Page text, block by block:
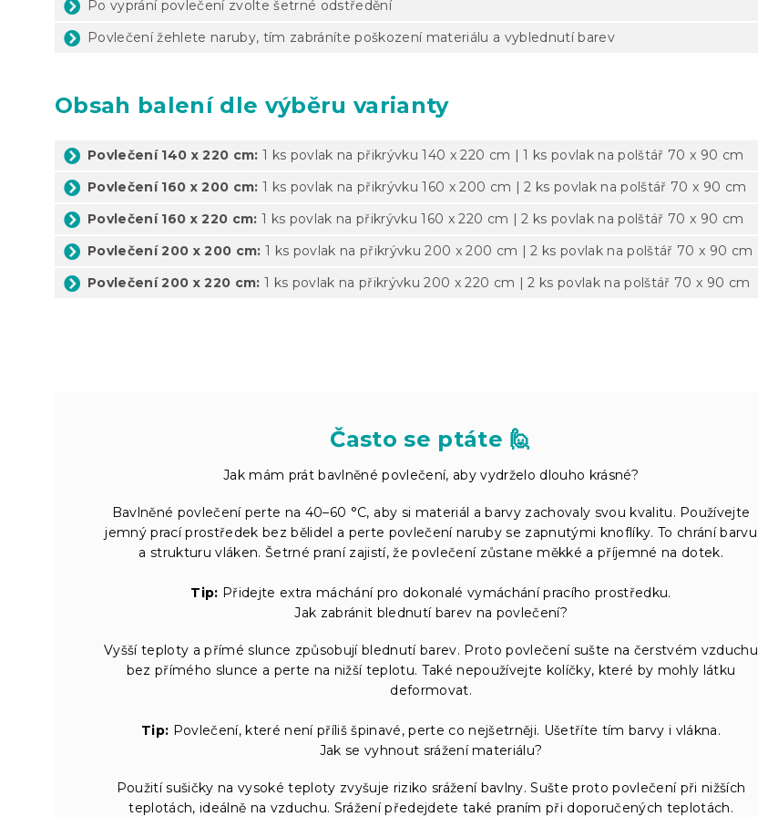
Po vyprání povlečení zvolte šetrné odstředění
Povlečení žehlete naruby, tím zabráníte poškození materiálu a vyblednutí barev
Obsah balení dle výběru varianty
Povlečení 140 x 220 cm: 1 ks povlak na přikrývku 140 x 220 cm | 1 ks povlak na polštář 70 x 90 cm
Povlečení 160 x 200 cm: 1 ks povlak na přikrývku 160 x 200 cm | 2 ks povlak na polštář 70 x 90 cm
Povlečení 160 x 220 cm: 1 ks povlak na přikrývku 160 x 220 cm | 2 ks povlak na polštář 70 x 90 cm
Povlečení 200 x 200 cm: 1 ks povlak na přikrývku 200 x 200 cm | 2 ks povlak na polštář 70 x 90 cm
Povlečení 200 x 220 cm: 1 ks povlak na přikrývku 200 x 220 cm | 2 ks povlak na polštář 70 x 90 cm
Často se ptáte 🙋
Jak mám prát bavlněné povlečení, aby vydrželo dlouho krásné?
Bavlněné povlečení perte na 40–60 °C, aby si materiál a barvy zachovaly svou kvalitu. Používejte
jemný prací prostředek bez bělidel a perte povlečení naruby se zapnutými knoflíky. To chrání barvu
a strukturu vláken. Šetrné praní zajistí, že povlečení zůstane měkké a příjemné na dotek.
Tip: Přidejte extra máchání pro dokonalé vymáchání pracího prostředku.
Jak zabránit blednutí barev na povlečení?
Vyšší teploty a přímé slunce způsobují blednutí barev. Proto povlečení sušte na čerstvém vzduchu
bez přímého slunce a perte na nižší teplotu. Také nepoužívejte kolíčky, které by mohly látku
deformovat.
Tip: Povlečení, které není příliš špinavé, perte co nejšetrněji. Ušetříte tím barvy i vlákna.
Jak se vyhnout srážení materiálu?
Použití sušičky na vysoké teploty zvyšuje riziko srážení bavlny. Sušte proto povlečení při nižších
teplotách, ideálně na vzduchu. Srážení předejdete také praním při doporučených teplotách.